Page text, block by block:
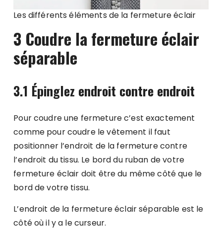
Les différents éléments de la fermeture éclair
3 Coudre la fermeture éclair
séparable
3.1 Épinglez endroit contre endroit
Pour coudre une fermeture c’est exactement
comme pour coudre le vêtement il faut
positionner l’endroit de la fermeture contre
l’endroit du tissu. Le bord du ruban de votre
fermeture éclair doit être du même côté que le
bord de votre tissu.
L’endroit de la fermeture éclair séparable est le
côté où il y a le curseur.